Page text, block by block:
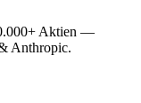
Aktien —
Anthropic.